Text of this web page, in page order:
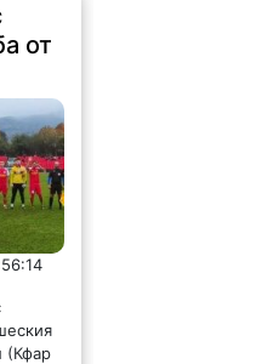
от
(Кфар